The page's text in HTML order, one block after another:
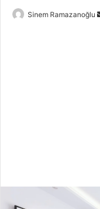
Sinem Ramazanoğlu